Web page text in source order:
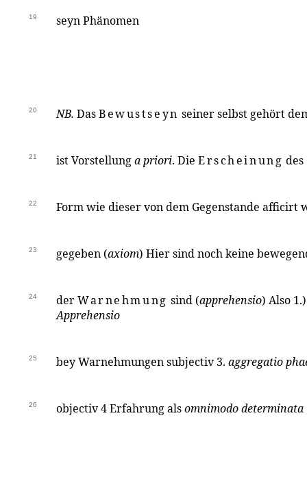
19 seyn Phänomen
20 NB. DasBewustseyn seiner selbst gehört
21 ist Vorstellunga priori. Die Erscheinung des
22 Form wie dieser von dem Gegenstande afficirt
23 gegeben (axiom) Hier sind noch keine
24 derWarnehmung sind (apprehensio) Also
Apprehensio
25 bey Warnehmungen subjectiv 3. aggregatio
26 objectiv 4 Erfahrung alsomnimodo determinata